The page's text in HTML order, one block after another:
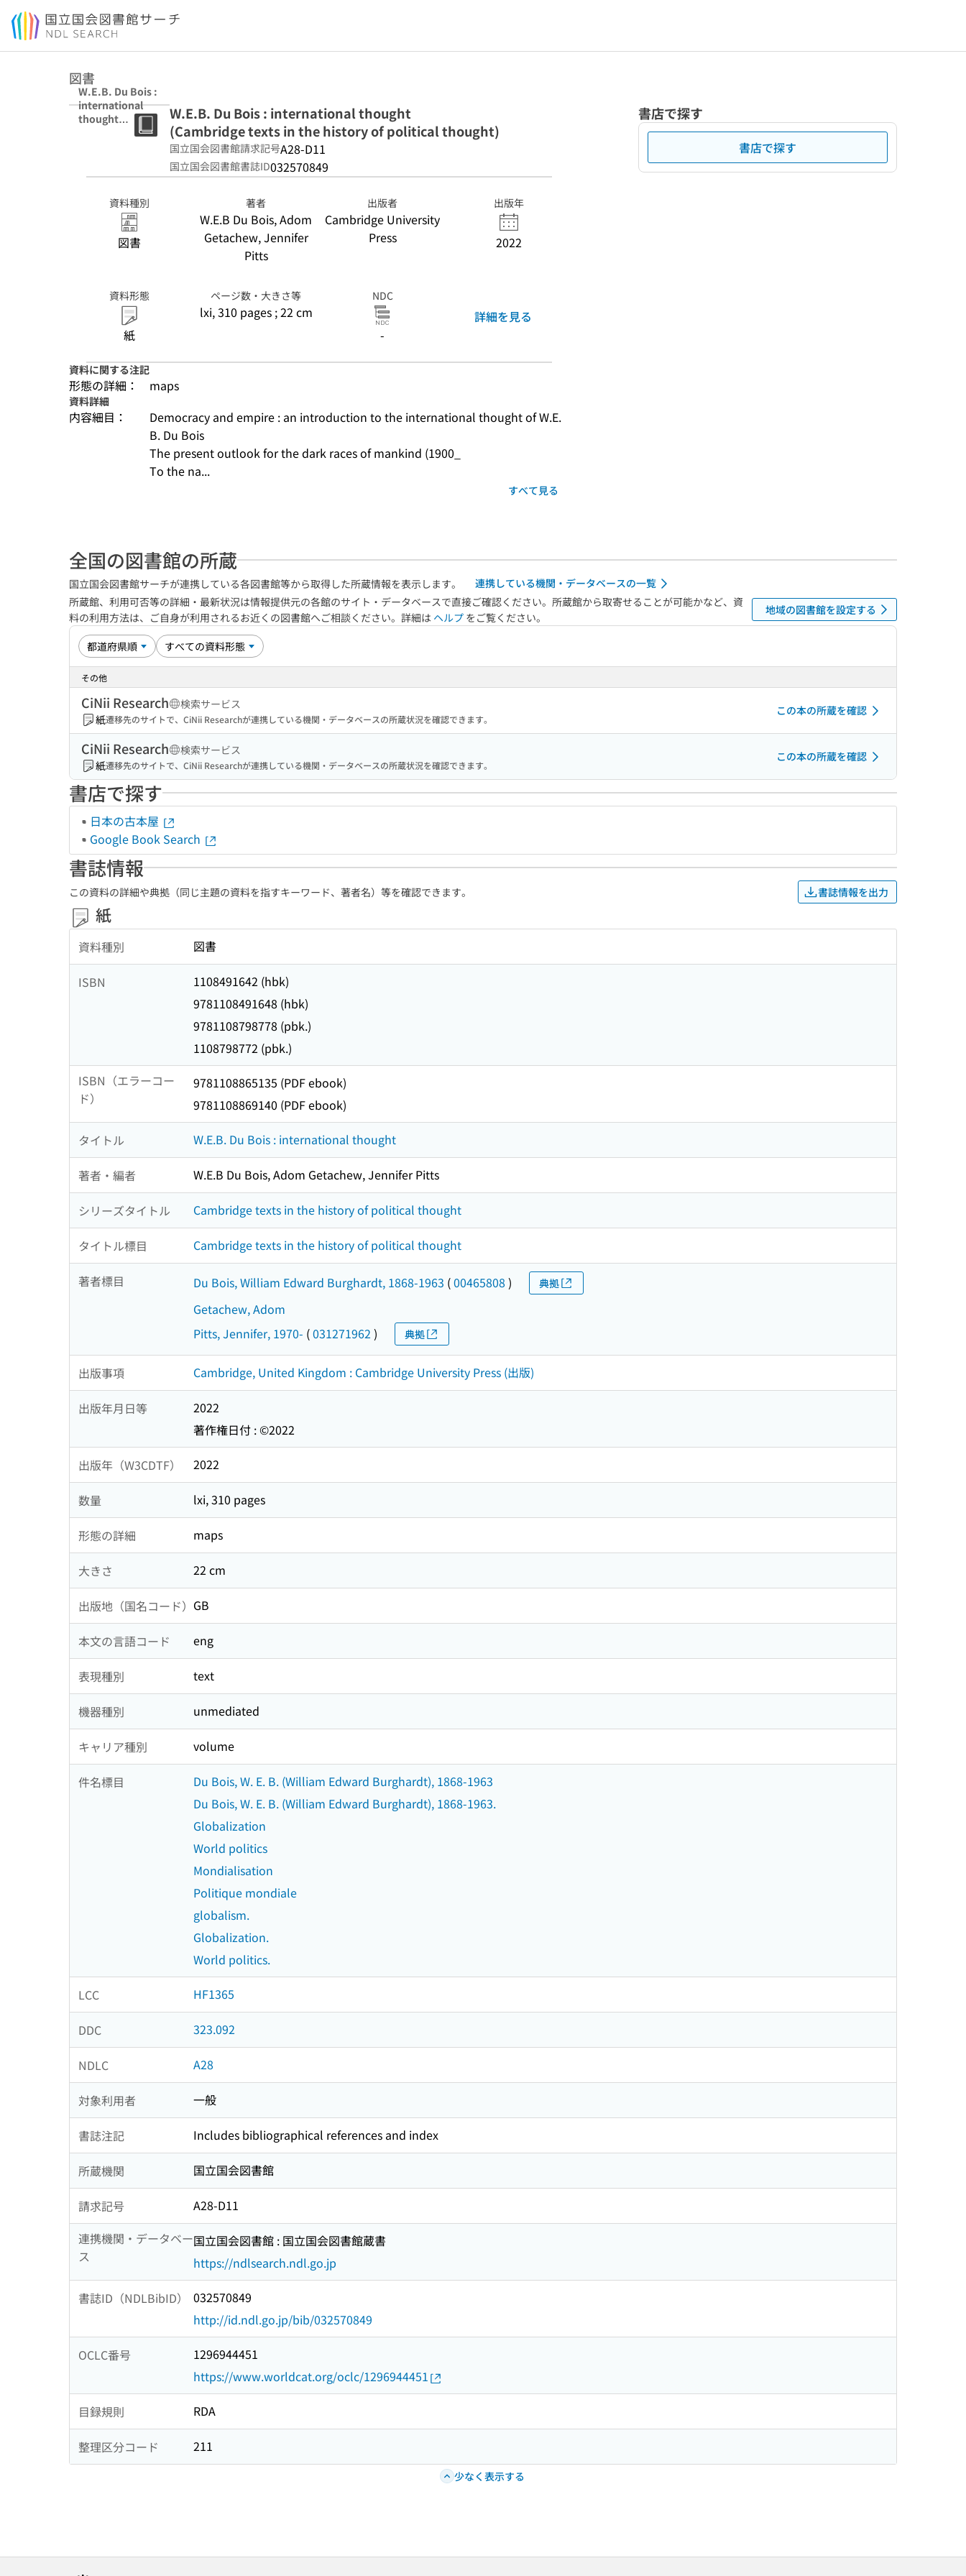
本文へ移動
図書
W.E.B. Du Bois :
international
thought
political
W.E.B. Du Bois : international thought
(Cambridge texts in the history of political thought)
国立国会図書館請求記号A28-D11
国立国会図書館書誌ID032570849
資料種別
図書
著者
W.E.B Du Bois, Adom
Getachew, Jennifer
Pitts
出版者
Cambridge University
Press
出版年
2022
資料形態
紙
ページ数・大きさ等
lxi, 310 pages ; 22 cm
NDC
-
詳細を見る
資料に関する注記
形態の詳細： maps
資料詳細
内容細目：
Democracy and empire : an introduction to the international thought of W.E.
B. Du Bois
The present outlook for the dark races of mankind (1900_
To the na...
すべて見る
書店で探す
書店で探す
全国の図書館の所蔵
国立国会図書館サーチが連携している各図書館等から取得した所蔵情報を表示します。
連携している機関・データベースの一覧
所蔵館、利用可否等の詳細・最新状況は情報提供元の各館のサイト・データベースで直接ご確認ください。所蔵館から取寄せることが可能かなど、資
料の利用方法は、ご自身が利用されるお近くの図書館へご相談ください。詳細は ヘルプ をご覧ください。
地域の図書館を設定する
その他
CiNii Research
検索サービス
紙遷移先のサイトで、CiNii Researchが連携している機関・データベースの所蔵状況を確認できます。
この本の所蔵を確認
CiNii Research
検索サービス
紙遷移先のサイトで、CiNii Researchが連携している機関・データベースの所蔵状況を確認できます。
この本の所蔵を確認
書店で探す
日本の古本屋
Google Book Search
書誌情報
この資料の詳細や典拠（同じ主題の資料を指すキーワード、著者名）等を確認できます。 書誌情報を出力
紙
資料種別 図書
ISBN
1108491642 (hbk)
9781108491648 (hbk)
9781108798778 (pbk.)
1108798772 (pbk.)
ISBN（エラーコー
ド）
9781108865135 (PDF ebook)
9781108869140 (PDF ebook)
タイトル W.E.B. Du Bois : international thought
著者・編者 W.E.B Du Bois, Adom Getachew, Jennifer Pitts
シリーズタイトル Cambridge texts in the history of political thought
タイトル標目 Cambridge texts in the history of political thought
著者標目 Du Bois, William Edward Burghardt, 1868-1963 (00465808 ) 典拠
Getachew, Adom
Pitts, Jennifer, 1970- (031271962 ) 典拠
出版事項 Cambridge, United Kingdom : Cambridge University Press (出版)
出版年月日等
2022
著作権日付 : ©2022
出版年（W3CDTF） 2022
数量 lxi, 310 pages
形態の詳細 maps
大きさ 22 cm
出版地（国名コード） GB
本文の言語コード eng
表現種別 text
機器種別 unmediated
キャリア種別 volume
件名標目
Du Bois, W. E. B. (William Edward Burghardt), 1868-1963
Du Bois, W. E. B. (William Edward Burghardt), 1868-1963.
Globalization
World politics
Mondialisation
Politique mondiale
globalism.
Globalization.
World politics.
LCC HF1365
DDC 323.092
NDLC A28
対象利用者 一般
書誌注記 Includes bibliographical references and index
所蔵機関 国立国会図書館
請求記号
A28-D11
連携機関・データベー
ス
国立国会図書館 : 国立国会図書館蔵書
https://ndlsearch.ndl.go.jp
書誌ID（NDLBibID）
032570849
http://id.ndl.go.jp/bib/032570849
OCLC番号
1296944451
https://www.worldcat.org/oclc/1296944451
目録規則 RDA
整理区分コード 211
少なく表示する